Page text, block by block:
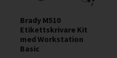
Brady M510
Etikettskrivare Kit
med Workstation
Basic